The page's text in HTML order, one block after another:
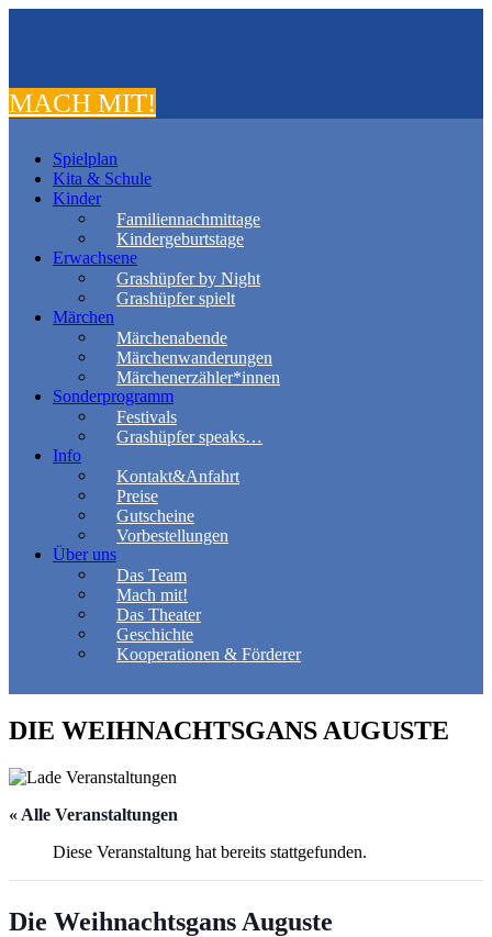
MACH MIT!
Spielplan
Kita & Schule
Kinder
Familiennachmittage
Kindergeburtstage
Erwachsene
Grashüpfer by Night
Grashüpfer spielt
Märchen
Märchenabende
Märchenwanderungen
Märchenerzähler*innen
Sonderprogramm
Festivals
Grashüpfer speaks…
Info
Kontakt&Anfahrt
Preise
Gutscheine
Vorbestellungen
Über uns
Das Team
Mach mit!
Das Theater
Geschichte
Kooperationen & Förderer
DIE WEIHNACHTSGANS AUGUSTE
« Alle Veranstaltungen
Diese Veranstaltung hat bereits stattgefunden.
Die Weihnachtsgans Auguste